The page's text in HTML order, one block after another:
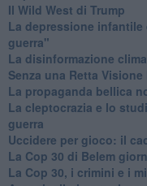
​Il Wild West di Trump
​La depressione infantile
guerra"
​La disinformazione
Senza una Retta Visione
​La propaganda bellica
​La cleptocrazia e lo
guerra
​Uccidere per gioco: il
​La Cop 30 di Belem
La Cop 30, i crimini e i